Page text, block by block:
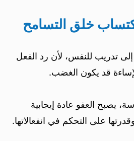
خلق التسامح
تدريب للنفس، لأن رد الفعل
قد يكون الغضب.
يصبح العفو عادة إيجابية
على التحكم في انفعالاتها.